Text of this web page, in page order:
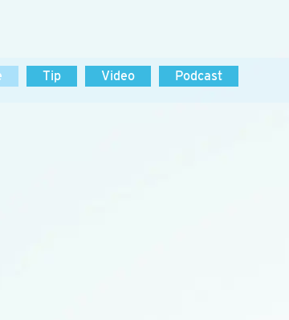
Tip Video Podcast